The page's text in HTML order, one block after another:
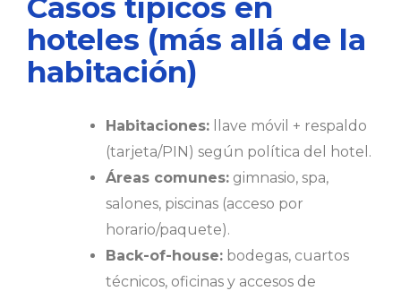
Casos típicos en
hoteles (más allá de la
habitación)
Habitaciones: llave móvil + respaldo
(tarjeta/PIN) según política del hotel.
Áreas comunes: gimnasio, spa,
salones, piscinas (acceso por
horario/paquete).
Back-of-house: bodegas, cuartos
técnicos, oficinas y accesos de